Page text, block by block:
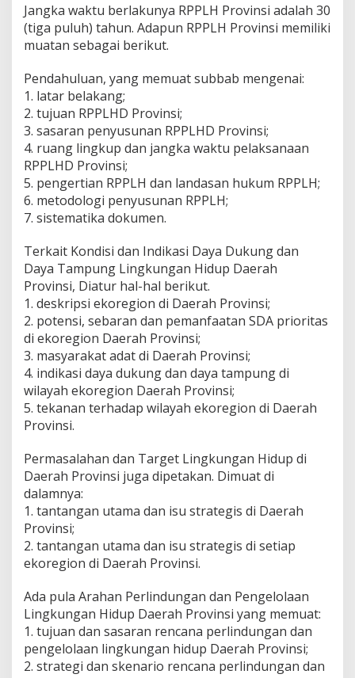
Jangka waktu berlakunya RPPLH Provinsi adalah 30
(tiga puluh) tahun. Adapun RPPLH Provinsi memiliki
muatan sebagai berikut.
Pendahuluan, yang memuat subbab mengenai:
1. latar belakang;
2. tujuan RPPLHD Provinsi;
3. sasaran penyusunan RPPLHD Provinsi;
4. ruang lingkup dan jangka waktu pelaksanaan
RPPLHD Provinsi;
5. pengertian RPPLH dan landasan hukum RPPLH;
6. metodologi penyusunan RPPLH;
7. sistematika dokumen.
Terkait Kondisi dan Indikasi Daya Dukung dan
Daya Tampung Lingkungan Hidup Daerah
Provinsi, Diatur hal-hal berikut.
1. deskripsi ekoregion di Daerah Provinsi;
2. potensi, sebaran dan pemanfaatan SDA prioritas
di ekoregion Daerah Provinsi;
3. masyarakat adat di Daerah Provinsi;
4. indikasi daya dukung dan daya tampung di
wilayah ekoregion Daerah Provinsi;
5. tekanan terhadap wilayah ekoregion di Daerah
Provinsi.
Permasalahan dan Target Lingkungan Hidup di
Daerah Provinsi juga dipetakan. Dimuat di
dalamnya:
1. tantangan utama dan isu strategis di Daerah
Provinsi;
2. tantangan utama dan isu strategis di setiap
ekoregion di Daerah Provinsi.
Ada pula Arahan Perlindungan dan Pengelolaan
Lingkungan Hidup Daerah Provinsi yang memuat:
1. tujuan dan sasaran rencana perlindungan dan
pengelolaan lingkungan hidup Daerah Provinsi;
2. strategi dan skenario rencana perlindungan dan